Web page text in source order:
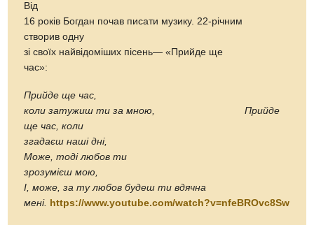
Від
16 років Богдан почав писати музику. 22-річним
створив одну
зі своїх найвідоміших пісень— «Прийде ще
час»:
Прийде ще час,
коли затужиш ти за мною, Прийде
ще час, коли
згадаєш наші дні,
Може, тоді любов ти
зрозумієш мою,
І, може, за ту любов будеш ти вдячна
мені. https://www.youtube.com/watch?v=nfeBROvc8Sw